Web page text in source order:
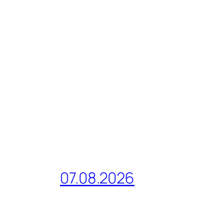
07.08.2026